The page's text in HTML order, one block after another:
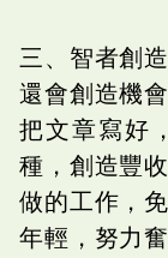
三、智者創
還會創造機
把文章寫好
種，創造豐
做的工作，
年輕，努力